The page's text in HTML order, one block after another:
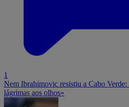
1
Nem Ibrahimovic resistiu a Cabo Verde:
lágrimas aos olhos»